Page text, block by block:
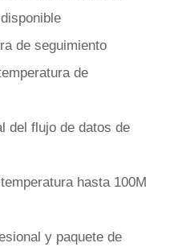
de seguimiento
de
del flujo de datos de
hasta 100M
y paquete de